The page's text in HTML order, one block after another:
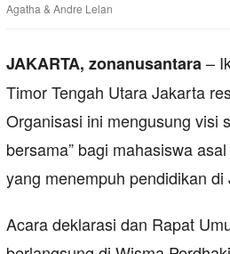
Agatha & Andre Lelan
JAKARTA, zonanusantara–
Timor Tengah Utara Jakarta
Organisasi ini mengusung visi
bersama” bagi mahasiswa
yang menempuh pendidikan di
Acara deklarasi dan Rapat